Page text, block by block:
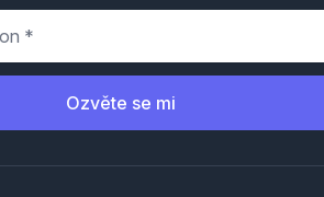
Ozvěte se mi